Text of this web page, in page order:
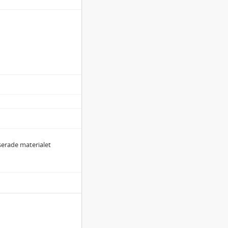
materialet